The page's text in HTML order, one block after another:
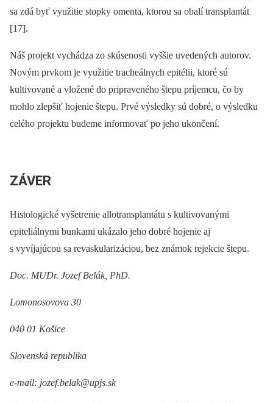
sa zdá byť využitie stopky omenta, ktorou sa obalí transplantát
[17].
Náš projekt vychádza zo skúsenosti vyššie uvedených autorov.
Novým prvkom je využitie tracheálnych epitélii, ktoré sú
kultivované a vložené do pripraveného štepu príjemcu, čo by
mohlo zlepšiť hojenie štepu. Prvé výsledky sú dobré, o výsledku
celého projektu budeme informovať po jeho ukončení.
ZÁVER
Histologické vyšetrenie allotransplantátu s kultivovanými
epiteliálnymi bunkami ukázalo jeho dobré hojenie aj
s vyvíjajúcou sa revaskularizáciou, bez známok rejekcie štepu.
Doc. MUDr. Jozef Belák, PhD.
Lomonosovova 30
040 01 Košice
Slovenská republika
e-mail: jozef.belak@upjs.sk